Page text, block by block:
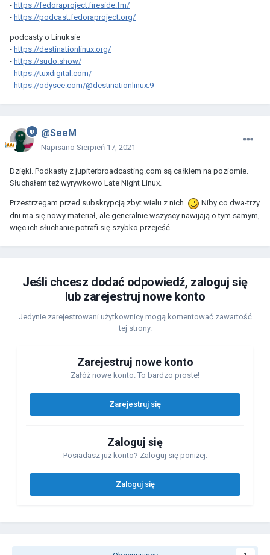
- https://fedoraproject.fireside.fm/
- https://podcast.fedoraproject.org/
podcasty o Linuksie
- https://destinationlinux.org/
- https://sudo.show/
- https://tuxdigital.com/
- https://odysee.com/@destinationlinux:9
@SeeM
Napisano Sierpień 17, 2021
Dzięki. Podkasty z jupiterbroadcasting.com są całkiem na poziomie.
Słuchałem też wyrywkowo Late Night Linux.
Przestrzegam przed subskrypcją zbyt wielu z nich.
Niby co dwa-trzy
dni ma się nowy materiał, ale generalnie wszyscy nawijają o tym samym,
więc ich słuchanie potrafi się szybko przejeść.
Jeśli chcesz dodać odpowiedź, zaloguj się
lub zarejestruj nowe konto
Jedynie zarejestrowani użytkownicy mogą komentować zawartość
tej strony.
Zarejestruj nowe konto
Załóż nowe konto. To bardzo proste!
Zarejestruj się
Zaloguj się
Posiadasz już konto? Zaloguj się poniżej.
Zaloguj się